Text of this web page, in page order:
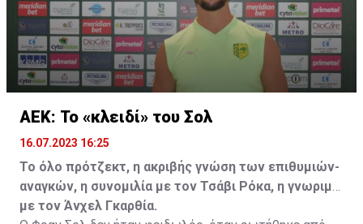
ΑΕΚ: Το «κλειδί» του Σολ
16.07.2023 16:25
Το όλο πρότζεκτ, η ακριβής γνώση των επιθυμιών-
αναγκών, η συνομιλία με τον Τσάβι Ρόκα, η γνωριμία
με τον Άνχελ Γκαρθία.